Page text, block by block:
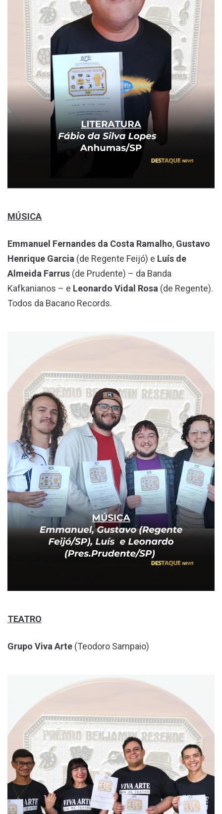
MÚSICA
Emmanuel Fernandes da Costa Ramalho, Gustavo
Henrique Garcia (de Regente Feijó) e Luís de
Almeida Farrus (de Prudente) – da Banda
Kafkanianos – e Leonardo Vidal Rosa (de Regente).
Todos da Bacano Records.
TEATRO
Grupo Viva Arte (Teodoro Sampaio)